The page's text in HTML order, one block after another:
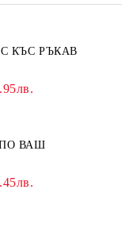
КЪС РЪКАВ
ВАШ